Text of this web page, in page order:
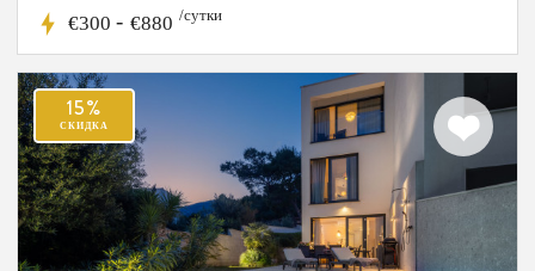
15%
СКИДКА
€300 - €880 /сутки